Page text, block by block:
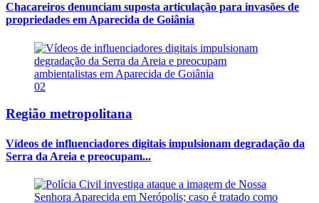
Chacareiros denunciam suposta articulação para invasões de
propriedades em Aparecida de Goiânia
02
Região metropolitana
Vídeos de influenciadores digitais impulsionam degradação da
Serra da Areia e preocupam...